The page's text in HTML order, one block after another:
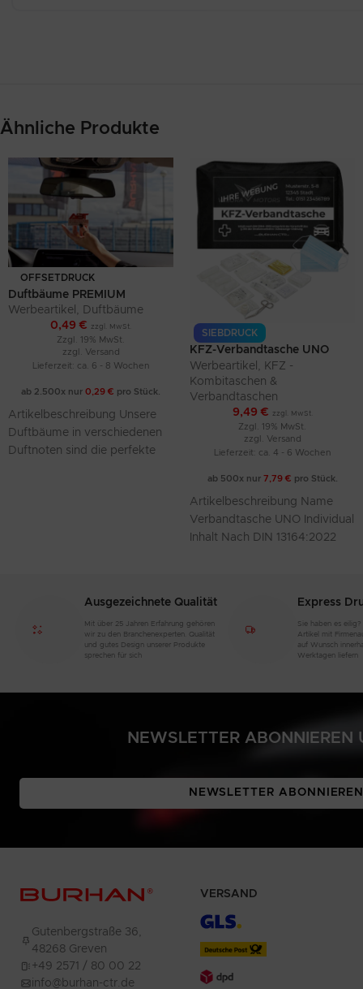
Ähnliche Produkte
OFFSETDRUCK
Duftbäume PREMIUM
Werbeartikel
Duftbäume
0,49 € zzgl. MwSt.
Zzgl. 19% MwSt.
zzgl.
Versand
Lieferzeit: ca. 6 - 8 Wochen
ab 2.500x nur 0,29 € pro Stück.
Artikelbeschreibung Unsere
Duftbäume in verschiedenen
Duftnoten sind die perfekte
SIEBDRUCK
KFZ-Verbandtasche UNO
Individual Erste-Hilfe-Set
(Inhalt nach DIN 13164:2022)
Werbeartikel
KFZ -
Kombitaschen &
Verbandtaschen
9,49 € zzgl. MwSt.
Zzgl. 19% MwSt.
zzgl.
Versand
Lieferzeit: ca. 4 - 6 Wochen
ab 500x nur 7,79 € pro Stück.
Artikelbeschreibung Name
Verbandtasche UNO Individual
Inhalt Nach DIN 13164:2022
Ausgezeichnete Qualität
Mit über 25 Jahren Erfahrung gehören
wir zu den Branchenexperten. Qualität
und gutes Design unserer Produkte
sprechen für sich
Express
Sie haben es
Artikel mit
auf Wunsch
Werktagen liefern
NEWSLETTER ABONNIEREN
NEWSLETTER ABONNIEREN
Gutenbergstraße 36,
48268 Greven
+49 2571 / 80 00 22
info@burhan-ctr.de
VERSAND